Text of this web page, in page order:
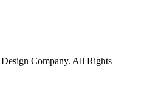
Company. All Rights